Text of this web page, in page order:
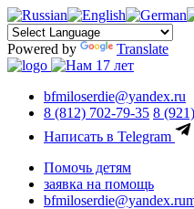
Powered by Translate
bfmiloserdie@yandex.ru
8 (812) 702-79-35 8
Написать в Telegram
Помочь детям
заявка на помощь
bfmiloserdie@yandex.ru